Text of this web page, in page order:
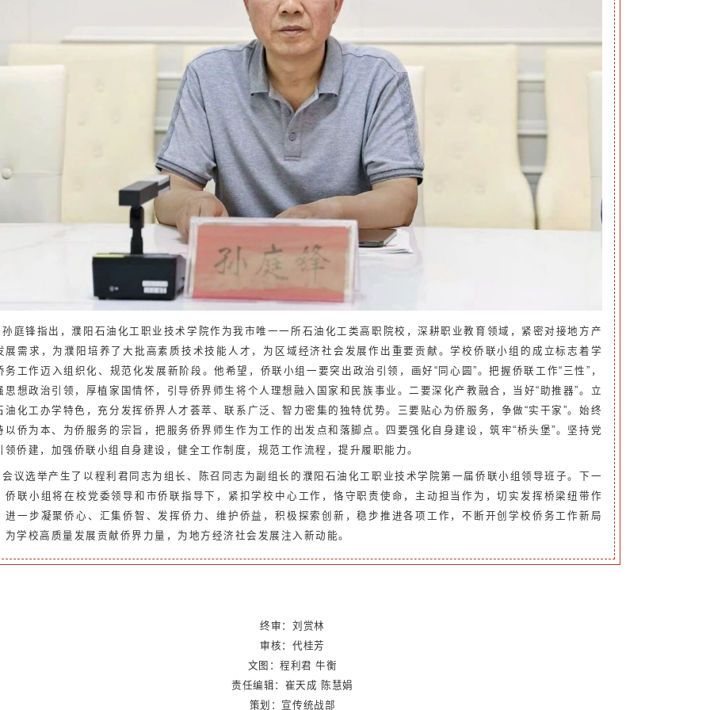
孙庭锋指出，濮阳石油化工职业技术学院作为我市唯一一所石油化工类高职院校，深耕职业教育领域，紧密对接地方产
展需求，为濮阳培养了大批高素质技术技能人才，为区域经济社会发展作出重要贡献。学校侨联小组的成立标志着学
务工作迈入组织化、规范化发展新阶段。他希望，侨联小组一要突出政治引领，画好“同心圆”。把握侨联工作“三性”，
思想政治引领，厚植家国情怀，引导侨界师生将个人理想融入国家和民族事业。二要深化产教融合，当好“助推器”。立
油化工办学特色，充分发挥侨界人才荟萃、联系广泛、智力密集的独特优势。三要贴心为侨服务，争做“实干家”。始终
以侨为本、为侨服务的宗旨，把服务侨界师生作为工作的出发点和落脚点。四要强化自身建设，筑牢“桥头堡”。坚持党
领侨建，加强侨联小组自身建设，健全工作制度，规范工作流程，提升履职能力。
会议选举产生了以程利君同志为组长、陈召同志为副组长的濮阳石油化工职业技术学院第一届侨联小组领导班子。下一
侨联小组将在校党委领导和市侨联指导下，紧扣学校中心工作，恪守职责使命，主动担当作为，切实发挥桥梁纽带作
进一步凝聚侨心、汇集侨智、发挥侨力、维护侨益，积极探索创新，稳步推进各项工作，不断开创学校侨务工作新局
为学校高质量发展贡献侨界力量，为地方经济社会发展注入新动能。
终审： 刘赏林
审核：代桂芳
文图：程利君 牛衡
责任编辑：崔天成 陈慧娟
策划：宣传统战部